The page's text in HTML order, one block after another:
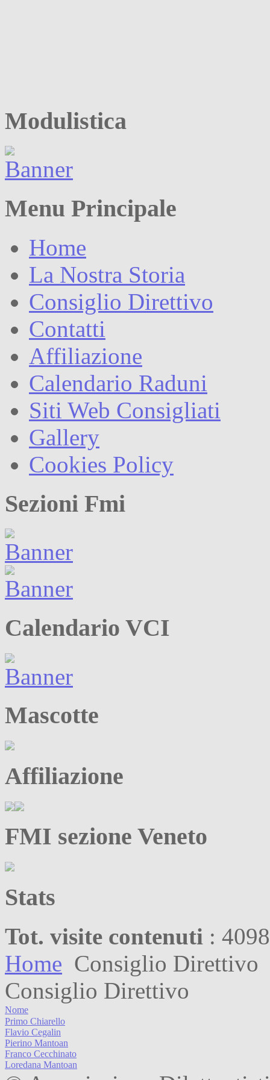
Modulistica
Menu Principale
Home
La Nostra Storia
Consiglio Direttivo
Contatti
Affiliazione
Calendario Raduni
Siti Web Consigliati
Gallery
Cookies Policy
Sezioni Fmi
Calendario VCI
Mascotte
Affiliazione
FMI sezione Veneto
Stats
Tot. visite contenuti :
Home Consiglio Direttivo
Consiglio Direttivo
Nome
Primo Chiarello
Flavio Cegalin
Pierino Mantoan
Franco Cecchinato
Loredana Mantoan